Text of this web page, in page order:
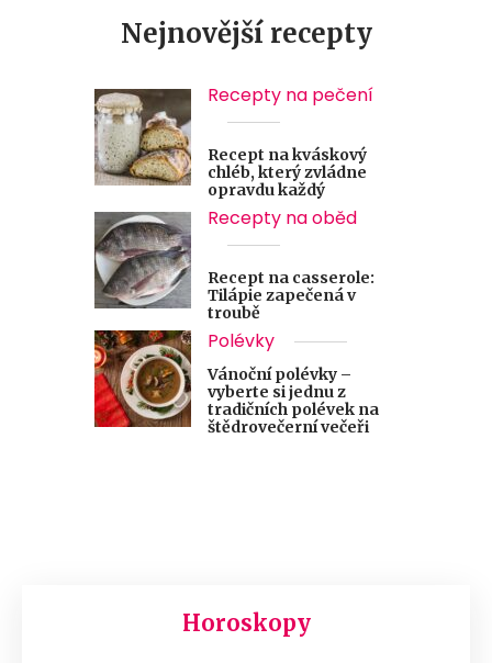
Nejnovější recepty
Recepty na pečení
Recept na kváskový
chléb, který zvládne
opravdu každý
Recepty na oběd
Recept na casserole:
Tilápie zapečená v
troubě
Polévky
Vánoční polévky –
vyberte si jednu z
tradičních polévek na
štědrovečerní večeři
Horoskopy